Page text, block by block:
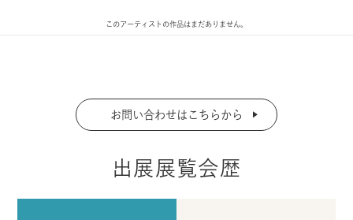
このアーティストの作品はまだありません。
お問い合わせはこちらから
出展展覧会歴